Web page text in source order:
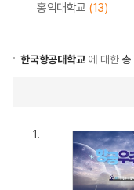
홍익대학교 (13)
한국항공대학교에 대한총
1.